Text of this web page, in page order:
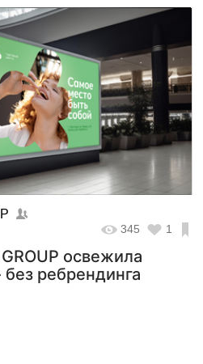
345 1
освежила
ребрендинга